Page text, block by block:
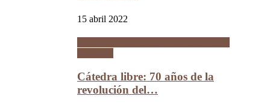
15 abril 2022
Cátedra libre: 70 años de la
revolución del…